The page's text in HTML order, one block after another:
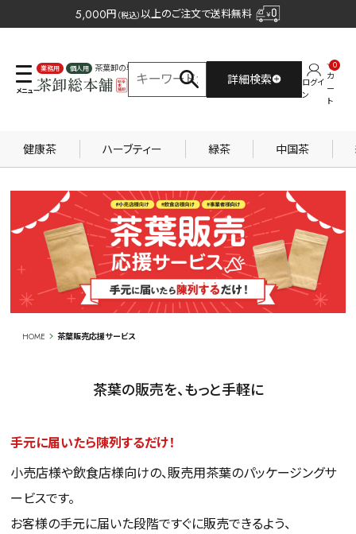
5,000円 （税込）以上のご注文で送料無料
業務用 個人用
茶葉卸の専門サイト
詳細検索
ログイ
ン
カ
ー
ト
0
健康茶 ハーブティー 緑茶 中国茶
HOME 茶葉販売応援サービス
茶葉の販売を、もっと手軽に
手元に届いたら陳列するだけ！
小売店様や飲食店様向けの、販売用茶葉のパッケージングサ
ービスです。
お客様の手元に届いた段階ですぐに販売できるよう、